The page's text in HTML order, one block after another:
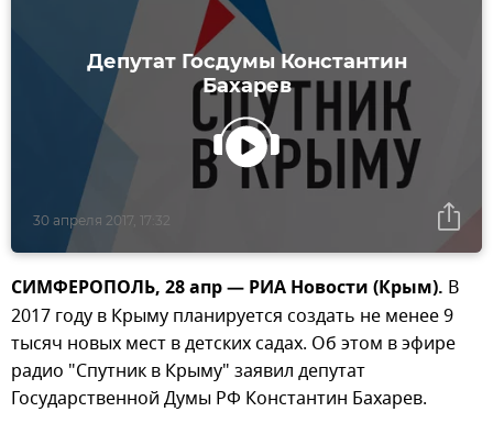
Депутат Госдумы Константин
Бахарев
30 апреля 2017, 17:32
СИМФЕРОПОЛЬ, 28 апр — РИА Новости (Крым). В
2017 году в Крыму планируется создать не менее 9
тысяч новых мест в детских садах. Об этом в эфире
радио "Спутник в Крыму" заявил депутат
Государственной Думы РФ Константин Бахарев.